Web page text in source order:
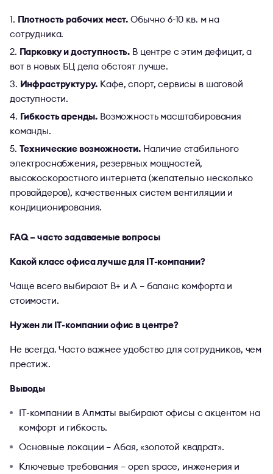
Плотность рабочих мест. Обычно 6-10 кв. м на
сотрудника.
Парковку и доступность. В центре с этим дефицит, а
вот в новых БЦ дела обстоят лучше.
Инфраструктуру. Кафе, спорт, сервисы в шаговой
доступности.
Гибкость аренды. Возможность масштабирования
команды.
Технические возможности.Наличие стабильного
электроснабжения, резервных мощностей,
высокоскоростного интернета (желательно несколько
провайдеров), качественных систем вентиляции и
кондиционирования.
FAQ – часто задаваемые вопросы
Какой класс офиса лучше для IT-компании?
Чаще всего выбирают B+ и A – баланс комфорта и
стоимости.
Нужен ли IT-компании офис в центре?
Не всегда. Часто важнее удобство для сотрудников, чем
престиж.
Выводы
IT-компании в Алматы выбирают офисы с акцентом на
комфорт и гибкость.
Основные локации – Абая, «золотой квадрат».
Ключевые требования – open space, инженерия и